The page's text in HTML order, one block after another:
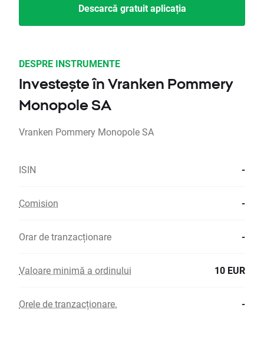
Descarcă gratuit aplicația
DESPRE INSTRUMENTE
Investește în Vranken Pommery
Monopole SA
Vranken Pommery Monopole SA
ISIN -
Comision -
Orar de tranzacționare -
Valoare minimă a ordinului 10 EUR
Orele de tranzacționare. -